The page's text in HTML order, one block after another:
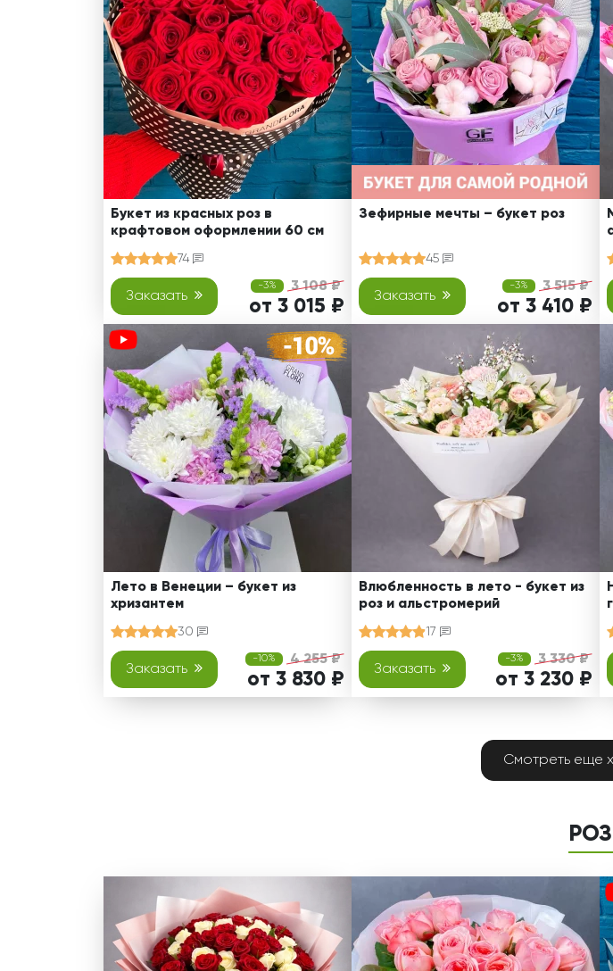
Розы поштучно
5 роз
7 роз
11 роз
15 роз
25 роз
51 роза
101 роза
Розы Гран-При
Корзины с розами
Кустовые розы
Миксы из роз
Сердца из роз
Монобукеты
Разноцветные
Эксклюзивные букеты
Смешанные
Хризантемы
Эустома
Свадьба
Свидание
Спасибо!
Юбилей
Подруге
Сестре
Брату
Врачу
Коллеге
Бабушке
Дедушке
Букет из красных роз в
крафтовом оформлении 60 см
74
Заказать
-3% 3 108 ₽
от 3 015 ₽
Зефирные мечты – букет роз
45
Заказать
-3% 3 515 ₽
от 3 410 ₽
Лето в Венеции – букет из
хризантем
30
Заказать
-10% 4 255 ₽
от 3 830 ₽
Влюбленность в лето - букет из
роз и альстромерий
17
Заказать
-3% 3 330 ₽
от 3 230 ₽
Смотреть еще